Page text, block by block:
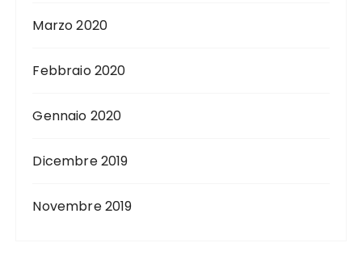
Marzo 2020
Febbraio 2020
Gennaio 2020
Dicembre 2019
Novembre 2019